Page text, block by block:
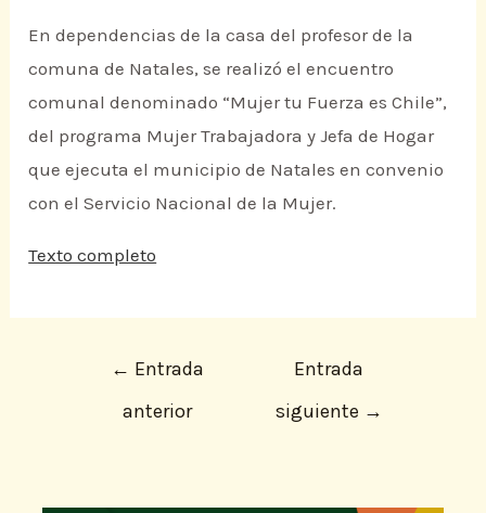
En dependencias de la casa del profesor de la
comuna de Natales, se realizó el encuentro
comunal denominado “Mujer tu Fuerza es Chile”,
del programa Mujer Trabajadora y Jefa de Hogar
que ejecuta el municipio de Natales en convenio
con el Servicio Nacional de la Mujer.
Texto completo
← Entrada
anterior
Entrada
siguiente →